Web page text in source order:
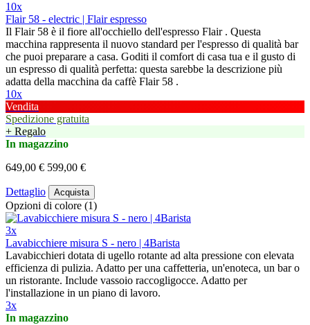
10x
Flair 58 - electric | Flair espresso
Il Flair 58 è il fiore all'occhiello dell'espresso Flair . Questa
macchina rappresenta il nuovo standard per l'espresso di qualità bar
che puoi preparare a casa. Goditi il comfort di casa tua e il gusto di
un espresso di qualità perfetta: questa sarebbe la descrizione più
adatta della macchina da caffè Flair 58 .
10x
Vendita
Spedizione gratuita
+ Regalo
In magazzino
649,00 € 599,00 €
Dettaglio Acquista
Opzioni di colore (1)
3x
Lavabicchiere misura S - nero | 4Barista
Lavabicchieri dotata di ugello rotante ad alta pressione con elevata
efficienza di pulizia. Adatto per una caffetteria, un'enoteca, un bar o
un ristorante. Include vassoio raccogligocce. Adatto per
l'installazione in un piano di lavoro.
3x
In magazzino